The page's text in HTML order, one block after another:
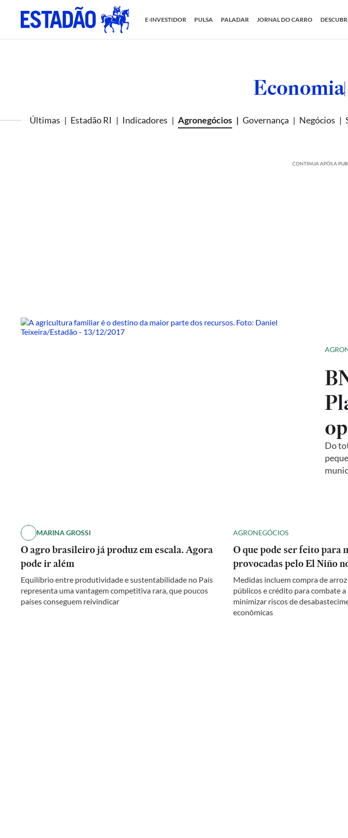
E-INVESTIDOR PULSA PALADAR JORNAL DO CARRO
Economia
Últimas Estadão RI Indicadores Agronegócios Governança Negócios
CONTINUA APÓS A
Do
MARINA GROSSI
O agro brasileiro já produz em escala. Agora
pode ir além
Equilíbrio entre produtividade e sustentabilidade no País
representa uma vantagem competitiva rara, que poucos
países conseguem reivindicar
AGRONEGÓCIOS
O que pode ser feito para
provocadas pelo El Niño
Medidas incluem compra de
públicos e crédito para combate
minimizar riscos de
econômicas